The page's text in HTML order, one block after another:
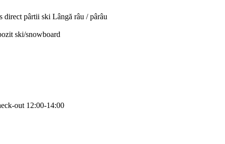
direct pârtii ski Lângă râu / pârâu
ski/snowboard
out 12:00-14:00